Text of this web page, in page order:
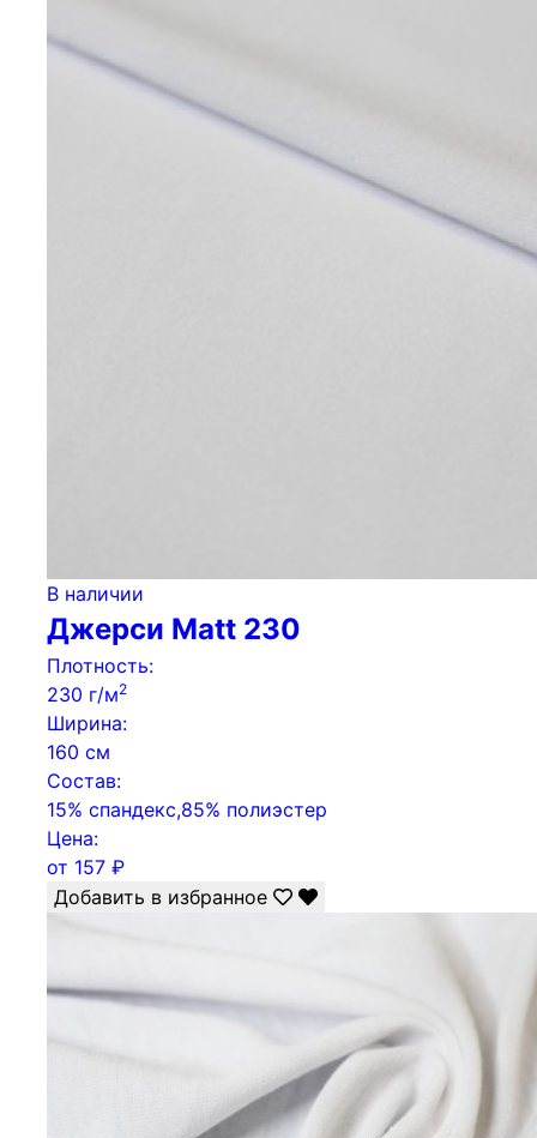
В наличии
Джерси Matt 230
Плотность:
230 г/м2
Ширина:
160 см
Состав:
15% спандекс,85% полиэстер
Цена:
от 157 ₽
Добавить в избранное